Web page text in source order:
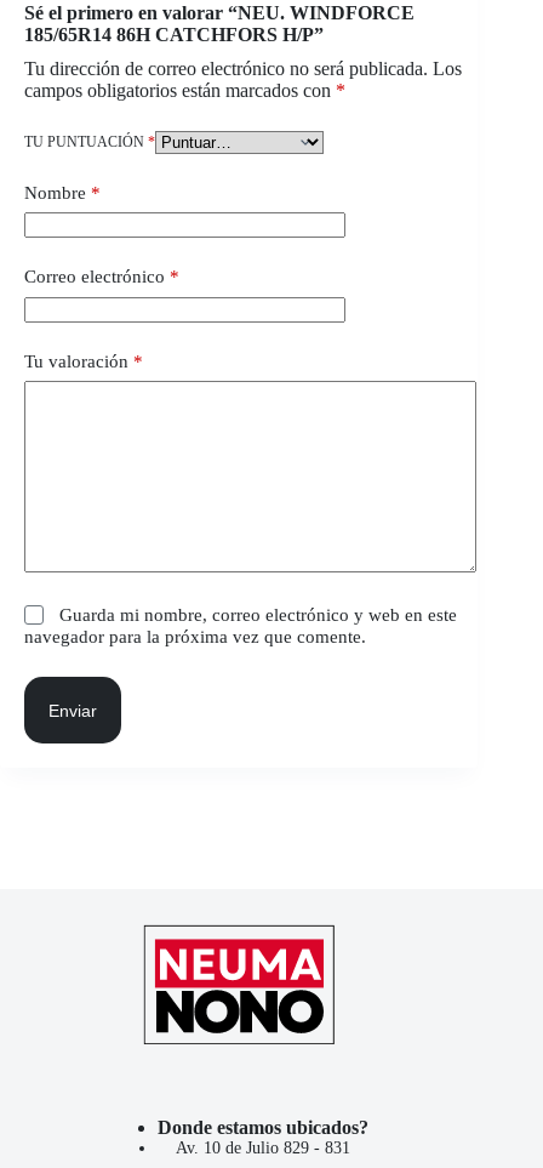
Sé el primero en valorar “NEU. WINDFORCE
185/65R14 86H CATCHFORS H/P”
Tu dirección de correo electrónico no será publicada. Los
campos obligatorios están marcados con *
TU PUNTUACIÓN *
Nombre *
Correo electrónico *
Tu valoración *
Guarda mi nombre, correo electrónico y web en este
navegador para la próxima vez que comente.
Enviar
Donde estamos ubicados?
Av. 10 de Julio 829 - 831